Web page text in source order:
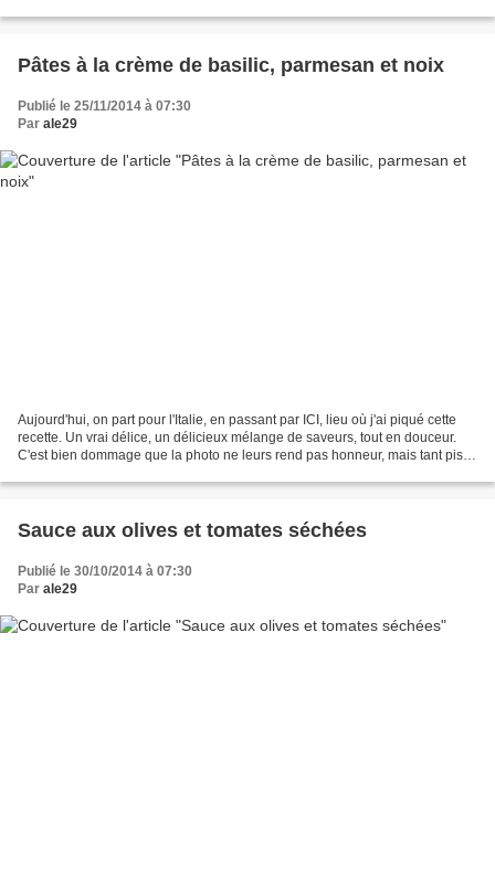
Pâtes à la crème de basilic, parmesan et noix
Publié le 25/11/2014 à 07:30
Par ale29
Aujourd'hui, on part pour l'Italie, en passant par ICI, lieu où j'ai piqué cette
recette. Un vrai délice, un délicieux mélange de saveurs, tout en douceur.
C'est bien dommage que la photo ne leurs rend pas honneur, mais tant pis,
Sauce aux olives et tomates séchées
Publié le 30/10/2014 à 07:30
Par ale29